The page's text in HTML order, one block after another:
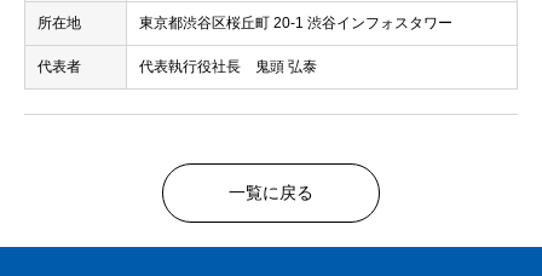
所在地 東京都渋谷区桜丘町 20-1 渋谷インフォスタワー
代表者 代表執行役社長 鬼頭 弘泰
一覧に戻る